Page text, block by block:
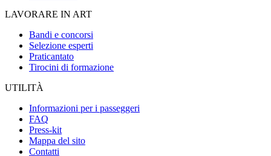
LAVORARE IN ART
Bandi e concorsi
Selezione esperti
Praticantato
Tirocini di formazione
UTILITÀ
Informazioni per i passeggeri
FAQ
Press-kit
Mappa del sito
Contatti